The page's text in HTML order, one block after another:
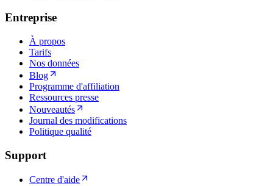
Entreprise
À propos
Tarifs
Nos données
Blog
Programme d'affiliation
Ressources presse
Nouveautés
Journal des modifications
Politique qualité
Support
Centre d'aide